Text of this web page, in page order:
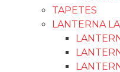
Chave
Chave
Chave
Chave
REFLETOR